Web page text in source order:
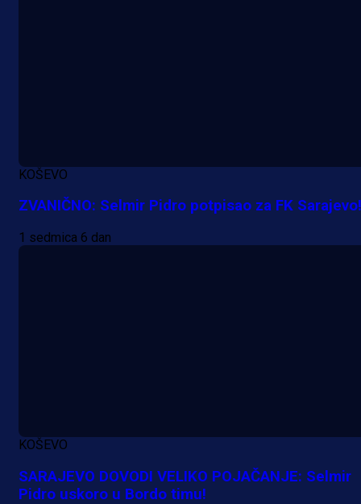
MrBit: Isprati kvalifikacije za
evropska takmičenja i preuzmi
bonus dobrodošlice!
KOŠEVO
ZVANIČNO: Selmir Pidro potpisao za FK Sarajevo!
1 sedmica 6 dan
KOŠEVO
SARAJEVO DOVODI VELIKO POJAČANJE: Selmir
Pidro uskoro u Bordo timu!